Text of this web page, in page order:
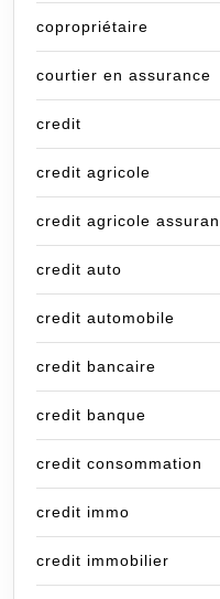
copropriétaire
courtier en assurance
credit
credit agricole
credit agricole
credit auto
credit automobile
credit bancaire
credit banque
credit consommation
credit immo
credit immobilier